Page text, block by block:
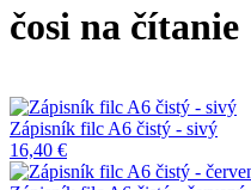
čosi na čítanie
Zápisník filc A6 čistý - sivý
16,40 €